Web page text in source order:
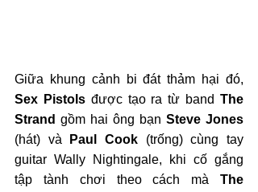
Sex Pistols được tạo ra từ band The
Strand gồm hai ông bạn Steve Jones
(hát) và
Paul Cook (trống) cùng tay
guitar Wally Nightingale, khi cố gắng
tập tành chơi theo cách mà The